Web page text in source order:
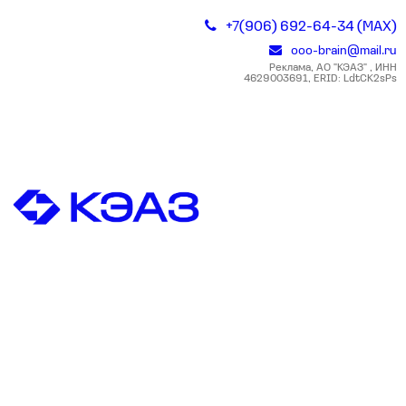
+7(906) 692-64-34 (MAX)
ooo-brain@mail.ru
Реклама, АО "КЭАЗ" , ИНН
4629003691, ERID: LdtCK2sPs